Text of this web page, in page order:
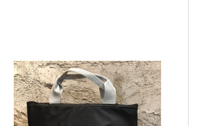
ラテリアの紹介